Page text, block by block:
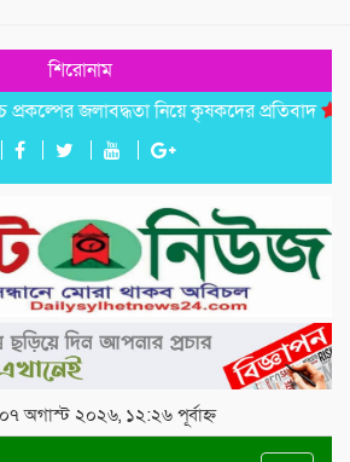
শিরোনাম
জলাবদ্ধতা নিয়ে কৃষকদের প্রতিবাদ
অগাস্ট ২০২৬, ১২:২৬ পূর্বাহ্ন